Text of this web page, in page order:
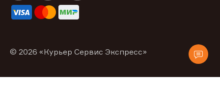
© 2026 «Курьер Сервис Экспресс»